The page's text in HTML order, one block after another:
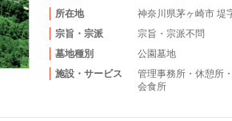
所在地
神奈川県茅ヶ崎市 堤
宗旨・宗派
宗旨・宗派不問
墓地種別
公園墓地
施設・サービス
管理事務所 ・休憩所
会食所